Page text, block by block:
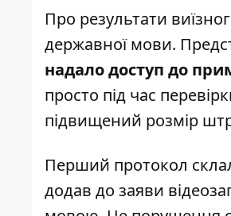
Про результати
державної мови.
надало доступ до
просто під час
підвищений розмір
Перший протокол
додав до заяви